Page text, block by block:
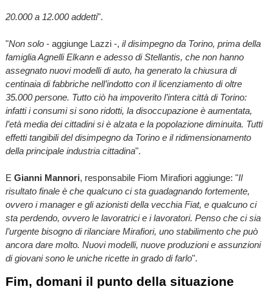
20.000 a 12.000 addetti".
"Non solo- aggiunge Lazzi -, il disimpegno da Torino, prima della
famiglia Agnelli Elkann e adesso di Stellantis, che non hanno
assegnato nuovi modelli di auto, ha generato la chiusura di
centinaia di fabbriche nell’indotto con il licenziamento di oltre
35.000 persone. Tutto ciò ha impoverito l’intera città di Torino:
infatti i consumi si sono ridotti, la disoccupazione è aumentata,
l’età media dei cittadini si è alzata e la popolazione diminuita. Tutti
effetti tangibili del disimpegno da Torino e il ridimensionamento
della principale industria cittadina".
E Gianni Mannori, responsabile Fiom Mirafiori aggiunge: "Il
risultato finale è che qualcuno ci sta guadagnando fortemente,
ovvero i manager e gli azionisti della vecchia Fiat, e qualcuno ci
sta perdendo, ovvero le lavoratrici e i lavoratori. Penso che ci sia
l’urgente bisogno di rilanciare Mirafiori, uno stabilimento che può
ancora dare molto. Nuovi modelli, nuove produzioni e assunzioni
di giovani sono le uniche ricette in grado di farlo".
Fim, domani il punto della situazione